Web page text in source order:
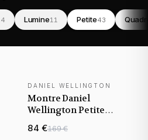
Wellington
Montre Daniel Wellington
Lumine
femme 11 Petite43
DANIEL WELLINGTON
Montre Daniel
Wellington Petite
Evergold 32mm
DW00100348 en maille
84 €169 €